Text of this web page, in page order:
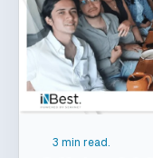
3 min read.